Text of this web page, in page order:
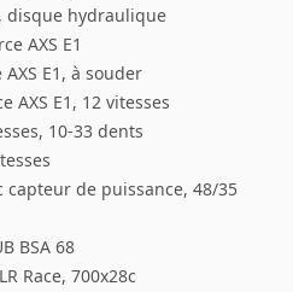
disque hydraulique
AXS E1
E1, à souder
AXS E1, 12 vitesses
10-33 dents
capteur de puissance, 48/35
BSA 68
Race, 700x28c